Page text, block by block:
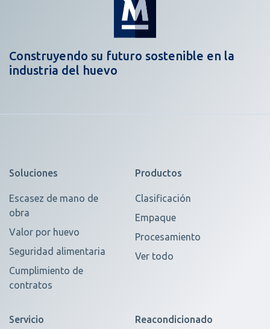
Construyendo su futuro sostenible en la
industria del huevo
Soluciones
Escasez de mano de
obra
Valor por huevo
Seguridad alimentaria
Cumplimiento de
contratos
Productos
Clasificación
Empaque
Procesamiento
Ver todo
Servicio Reacondicionado